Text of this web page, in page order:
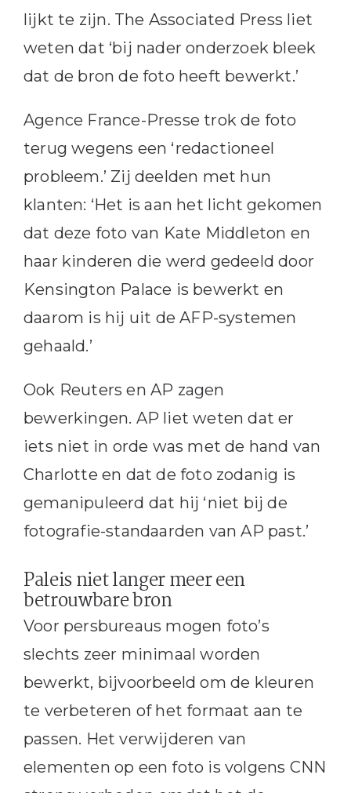
lijkt te zijn. The Associated Press liet
weten dat ‘bij nader onderzoek bleek
dat de bron de foto heeft bewerkt.’
Agence France-Presse trok de foto
terug wegens een ‘redactioneel
probleem.’ Zij deelden met hun
klanten: ‘Het is aan het licht gekomen
dat deze foto van Kate Middleton en
haar kinderen die werd gedeeld door
Kensington Palace is bewerkt en
daarom is hij uit de AFP-systemen
gehaald.’
Ook Reuters en AP zagen
bewerkingen. AP liet weten dat er
iets niet in orde was met de hand van
Charlotte en dat de foto zodanig is
gemanipuleerd dat hij ‘niet bij de
fotografie-standaarden van AP past.’
Paleis niet langer meer een
betrouwbare bron
Voor persbureaus mogen foto’s
slechts zeer minimaal worden
bewerkt, bijvoorbeeld om de kleuren
te verbeteren of het formaat aan te
passen. Het verwijderen van
elementen op een foto is volgens CNN